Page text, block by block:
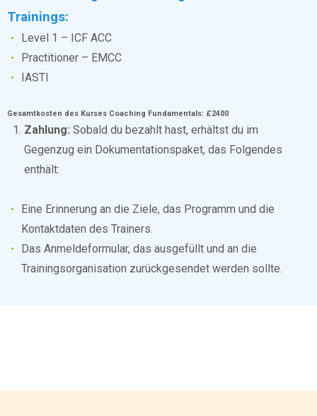
Trainings:
Level 1 – ICF ACC
Practitioner – EMCC
IASTI
Gesamtkosten des Kurses Coaching Fundamentals: £2400
Zahlung: Sobald du bezahlt hast, erhältst du im
Gegenzug ein Dokumentationspaket, das Folgendes
enthält:
Eine Erinnerung an die Ziele, das Programm und die
Kontaktdaten des Trainers.
Das Anmeldeformular, das ausgefüllt und an die
Trainingsorganisation zurückgesendet werden sollte.